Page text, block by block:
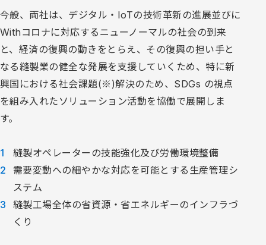
今般、両社は、デジタル・IoTの技術革新の進展並びに
Withコロナに対応するニューノーマルの社会の到来
と、経済の復興の動きをとらえ、その復興の担い手と
なる縫製業の健全な発展を支援していくため、特に新
興国における社会課題(※)解決のため、SDGs の視点
を組み入れたソリューション活動を協働で展開しま
す。
縫製オペレーターの技能強化及び労働環境整備
需要変動への細やかな対応を可能とする生産管理シ
ステム
縫製工場全体の省資源・省エネルギーのインフラづ
くり